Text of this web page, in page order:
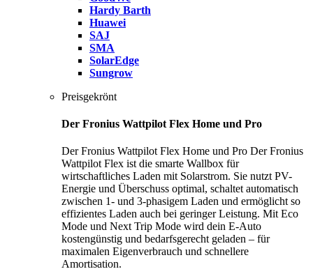
Hardy Barth
Huawei
SAJ
SMA
SolarEdge
Sungrow
Preisgekrönt
Der Fronius Wattpilot Flex Home und Pro
Der Fronius Wattpilot Flex Home und Pro Der Fronius
Wattpilot Flex ist die smarte Wallbox für
wirtschaftliches Laden mit Solarstrom. Sie nutzt PV-
Energie und Überschuss optimal, schaltet automatisch
zwischen 1- und 3-phasigem Laden und ermöglicht so
effizientes Laden auch bei geringer Leistung. Mit Eco
Mode und Next Trip Mode wird dein E-Auto
kostengünstig und bedarfsgerecht geladen – für
maximalen Eigenverbrauch und schnellere
Amortisation.